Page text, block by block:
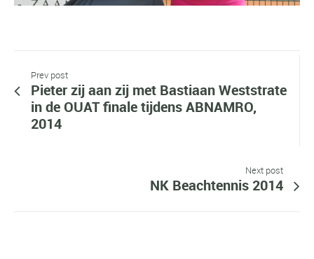
Prev post
Pieter zij aan zij met Bastiaan Weststrate
in de OUAT finale tijdens ABNAMRO,
2014
Next post
NK Beachtennis 2014